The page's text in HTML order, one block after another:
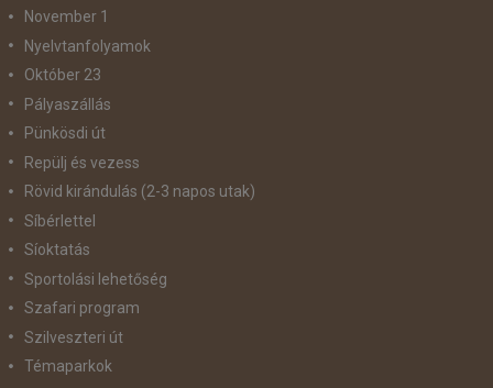
November 1
Nyelvtanfolyamok
Október 23
Pályaszállás
Pünkösdi út
Repülj és vezess
Rövid kirándulás (2-3 napos utak)
Síbérlettel
Síoktatás
Sportolási lehetőség
Szafari program
Szilveszteri út
Témaparkok